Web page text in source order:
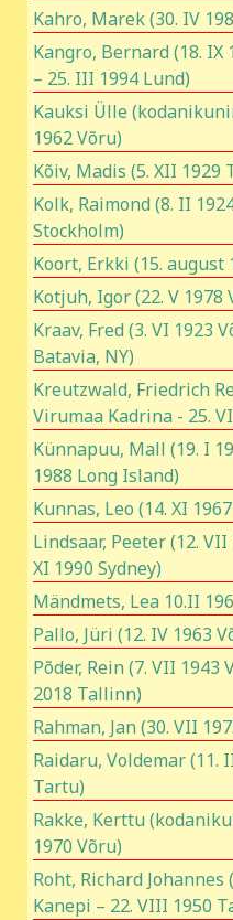
Kahro, Marek (30. IV
Kangro, Bernard (18.
– 25. III 1994 Lund)
Kauksi Ülle
1962 Võru)
Kõiv, Madis (5. XII
Kolk, Raimond (8. II
Stockholm)
Koort, Erkki (15. august
Kotjuh, Igor (22. V 1978
Kraav, Fred (3. VI 1923
Batavia, NY)
Kreutzwald, Friedrich
Virumaa Kadrina - 25.
Künnapuu, Mall (19. I
1988 Long Island)
Kunnas, Leo (14. XI
Lindsaar, Peeter (12.
XI 1990 Sydney)
Mändmets, Lea 10.II
Pallo, Jüri (12. IV 1963
Põder, Rein (7. VII 1943
2018 Tallinn)
Rahman, Jan (30. VII
Raidaru, Voldemar (11.
Tartu)
Rakke, Kerttu
1970 Võru)
Roht, Richard Johannes
Kanepi – 22. VIII 1950